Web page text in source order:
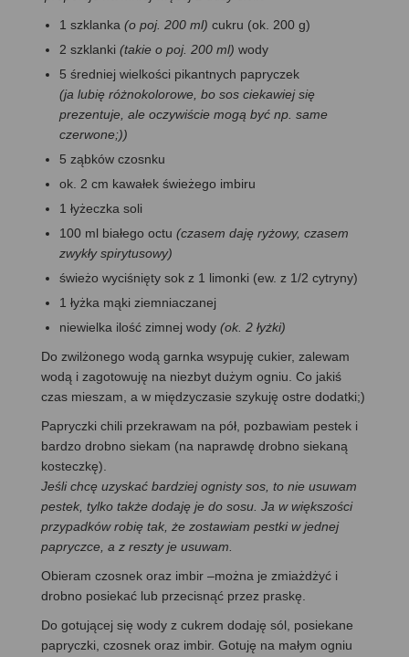
1 szklanka (o poj. 200 ml) cukru (ok. 200 g)
2 szklanki (takie o poj. 200 ml) wody
5 średniej wielkości pikantnych papryczek
(ja lubię różnokolorowe, bo sos ciekawiej się
prezentuje, ale oczywiście mogą być np. same
czerwone;))
5 ząbków czosnku
ok. 2 cm kawałek świeżego imbiru
1 łyżeczka soli
100 ml białego octu (czasem daję ryżowy, czasem
zwykły spirytusowy)
świeżo wyciśnięty sok z 1 limonki (ew. z 1/2 cytryny)
1 łyżka mąki ziemniaczanej
niewielka ilość zimnej wody (ok. 2 łyżki)
Do zwilżonego wodą garnka wsypuję cukier, zalewam
wodą i zagotowuję na niezbyt dużym ogniu. Co jakiś
czas mieszam, a w międzyczasie szykuję ostre dodatki;)
Papryczki chili przekrawam na pół, pozbawiam pestek i
bardzo drobno siekam (na naprawdę drobno siekaną
kosteczkę).
Jeśli chcę uzyskać bardziej ognisty sos, to nie usuwam
pestek, tylko także dodaję je do sosu. Ja w większości
przypadków robię tak, że zostawiam pestki w jednej
papryczce, a z reszty je usuwam.
Obieram czosnek oraz imbir –można je zmiażdżyć i
drobno posiekać lub przecisnąć przez praskę.
Do gotującej się wody z cukrem dodaję sól, posiekane
papryczki, czosnek oraz imbir. Gotuję na małym ogniu